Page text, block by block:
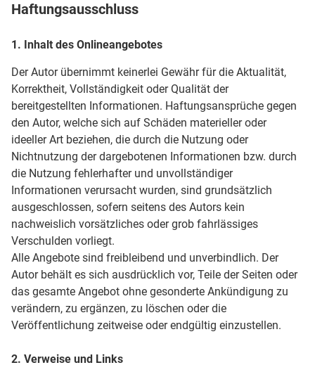
Haftungsausschluss
1. Inhalt des Onlineangebotes
Der Autor übernimmt keinerlei Gewähr für die Aktualität,
Korrektheit, Vollständigkeit oder Qualität der
bereitgestellten Informationen. Haftungsansprüche gegen
den Autor, welche sich auf Schäden materieller oder
ideeller Art beziehen, die durch die Nutzung oder
Nichtnutzung der dargebotenen Informationen bzw. durch
die Nutzung fehlerhafter und unvollständiger
Informationen verursacht wurden, sind grundsätzlich
ausgeschlossen, sofern seitens des Autors kein
nachweislich vorsätzliches oder grob fahrlässiges
Verschulden vorliegt.
Alle Angebote sind freibleibend und unverbindlich. Der
Autor behält es sich ausdrücklich vor, Teile der Seiten oder
das gesamte Angebot ohne gesonderte Ankündigung zu
verändern, zu ergänzen, zu löschen oder die
Veröffentlichung zeitweise oder endgültig einzustellen.
2. Verweise und Links